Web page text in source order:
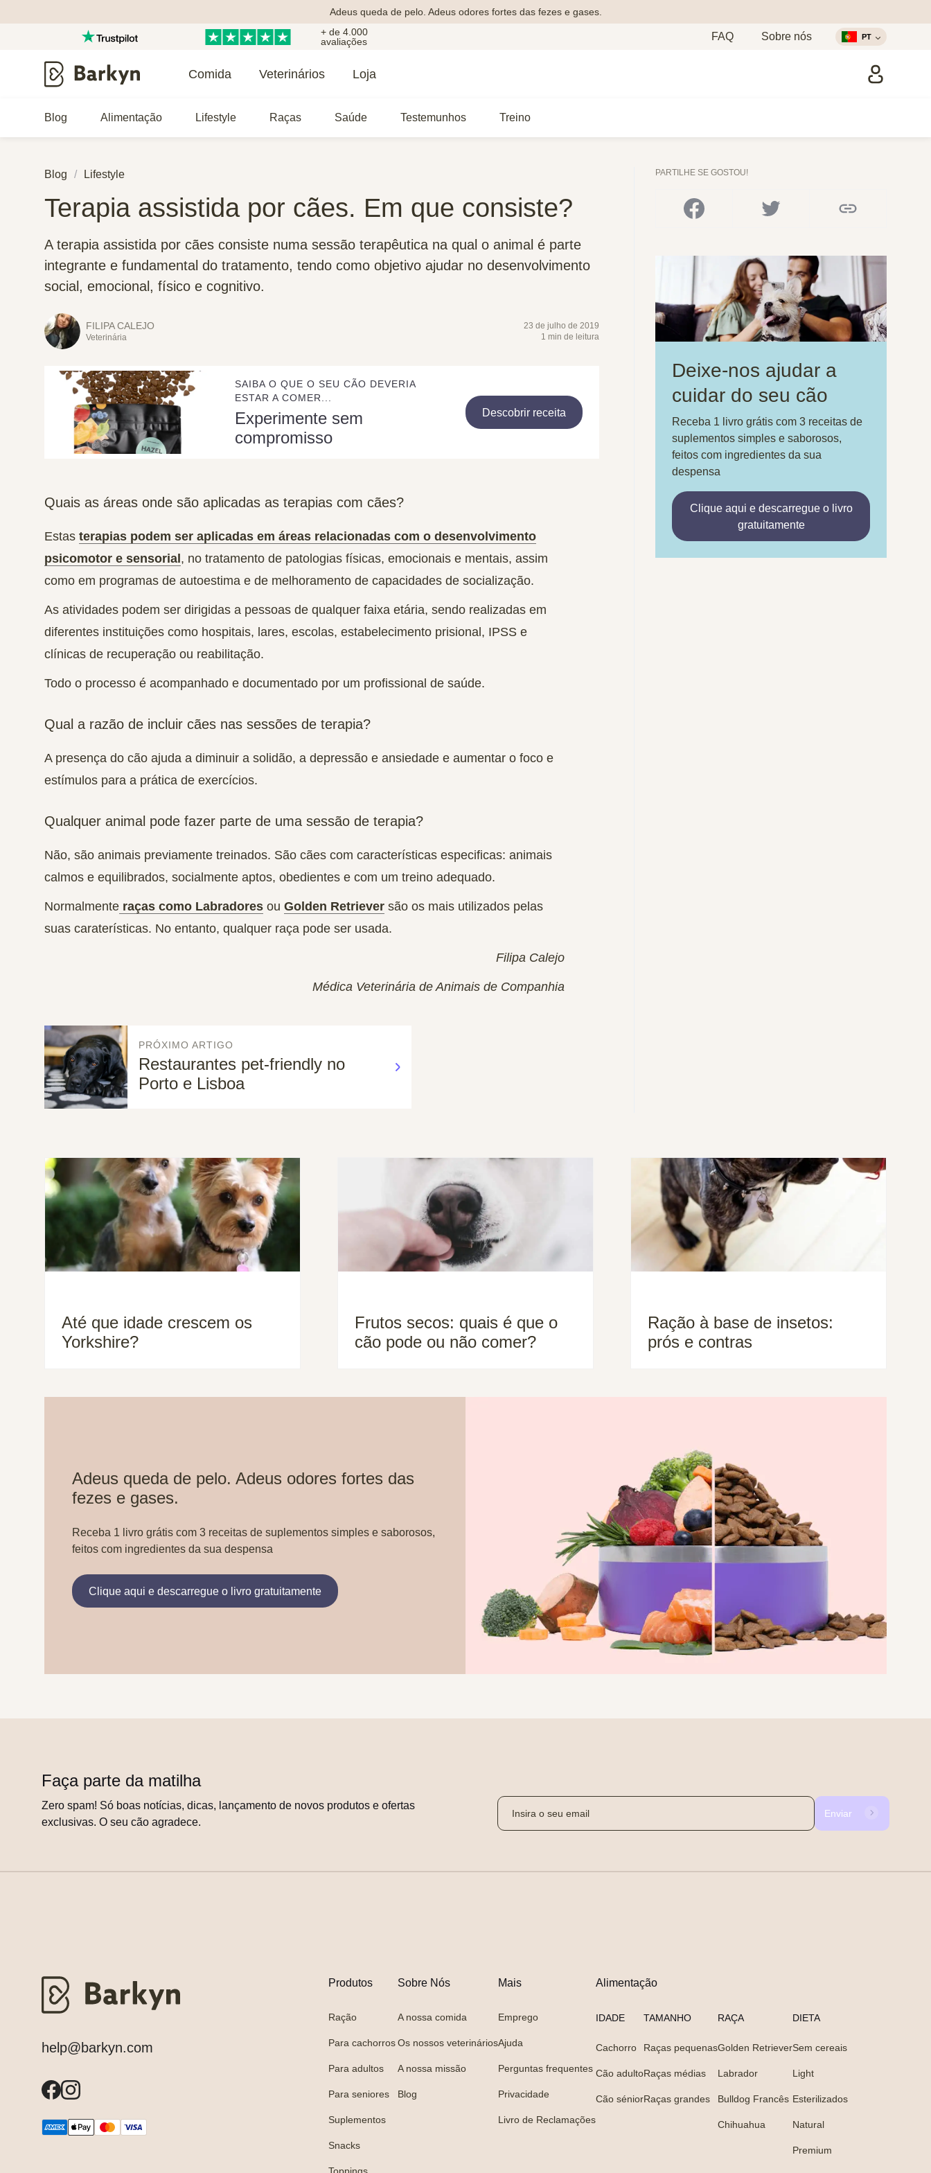
Adeus queda de pelo. Adeus odores fortes das fezes e gases.
+ de 4.000
avaliações
FAQ Sobre nós PT
Comida Veterinários Loja
Blog Alimentação Lifestyle Raças Saúde Testemunhos Treino
Blog Lifestyle
Terapia assistida por cães. Em que consiste?
A terapia assistida por cães consiste numa sessão terapêutica na qual o animal é parte
integrante e fundamental do tratamento, tendo como objetivo ajudar no desenvolvimento
social, emocional, físico e cognitivo.
FILIPA CALEJO
Veterinária
23 de julho de 2019
1 min de leitura
SAIBA O QUE O SEU CÃO DEVERIA
ESTAR A COMER...
Experimente sem
compromisso
Descobrir receita
Quais as áreas onde são aplicadas as terapias com cães?
Estas terapias podem ser aplicadas em áreas relacionadas com o desenvolvimento
psicomotor e sensorial , no tratamento de patologias físicas, emocionais e mentais, assim
como em programas de autoestima e de melhoramento de capacidades de socialização.
As atividades podem ser dirigidas a pessoas de qualquer faixa etária, sendo realizadas em
diferentes instituições como hospitais, lares, escolas, estabelecimento prisional, IPSS e
clínicas de recuperação ou reabilitação.
Todo o processo é acompanhado e documentado por um profissional de saúde.
Qual a razão de incluir cães nas sessões de terapia?
A presença do cão ajuda a diminuir a solidão, a depressão e ansiedade e aumentar o foco e
estímulos para a prática de exercícios.
Qualquer animal pode fazer parte de uma sessão de terapia?
Não, são animais previamente treinados. São cães com características especificas: animais
calmos e equilibrados, socialmente aptos, obedientes e com um treino adequado.
Normalmente raças como Labradores ou Golden Retriever são os mais utilizados pelas
suas caraterísticas. No entanto, qualquer raça pode ser usada.
Filipa Calejo
Médica Veterinária de Animais de Companhia
PRÓXIMO ARTIGO
Restaurantes pet-friendly no
Porto e Lisboa
PARTILHE SE GOSTOU!
Deixe-nos ajudar a
cuidar do seu cão
Receba 1 livro grátis com 3 receitas de
suplementos simples e saborosos,
feitos com ingredientes da sua
despensa
Clique aqui e descarregue o livro
gratuitamente
Até que idade crescem os
Yorkshire?
Frutos secos: quais é que o
cão pode ou não comer?
Ração à base de insetos:
prós e contras
Adeus queda de pelo. Adeus odores fortes das
fezes e gases.
Receba 1 livro grátis com 3 receitas de suplementos simples e saborosos,
feitos com ingredientes da sua despensa
Clique aqui e descarregue o livro gratuitamente
Faça parte da matilha
Zero spam! Só boas notícias, dicas, lançamento de novos produtos e ofertas
exclusivas. O seu cão agradece.
Enviar
help@barkyn.com
Produtos
Ração
Para cachorros
Para adultos
Para seniores
Suplementos
Snacks
Sobre Nós
A nossa comida
Os nossos veterinários
A nossa missão
Blog
Mais
Emprego
Ajuda
Perguntas frequentes
Privacidade
Livro de Reclamações
Alimentação
IDADE
Cachorro
Cão adulto
Cão sénior
TAMANHO
Raças pequenas
Raças médias
Raças grandes
RAÇA
Golden Retriever
Labrador
Bulldog Francês
Chihuahua
DIETA
Sem cereais
Light
Esterilizados
Natural
Premium